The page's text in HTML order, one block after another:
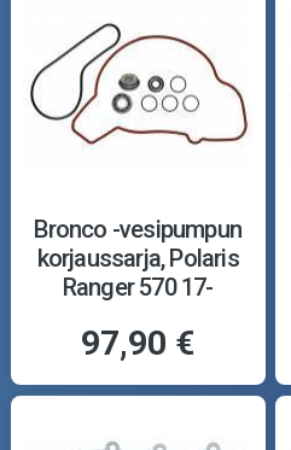
Bronco -vesipumpun
korjaussarja, Polaris
Ranger 570 17-
97,90 €